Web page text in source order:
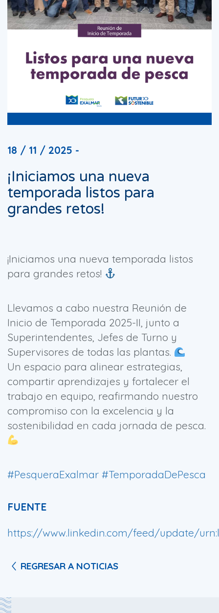
18 / 11 / 2025 -
¡Iniciamos una nueva
temporada listos para
grandes retos!
¡Iniciamos una nueva temporada listos
para grandes retos!
Llevamos a cabo nuestra Reunión de
Inicio de Temporada 2025-II, junto a
Superintendentes, Jefes de Turno y
Supervisores de todas las plantas.
Un espacio para alinear estrategias,
compartir aprendizajes y fortalecer el
trabajo en equipo, reafirmando nuestro
compromiso con la excelencia y la
sostenibilidad en cada jornada de pesca.
#PesqueraExalmar #TemporadaDePesca
FUENTE
https://www.linkedin.com/feed/update/
REGRESAR A NOTICIAS